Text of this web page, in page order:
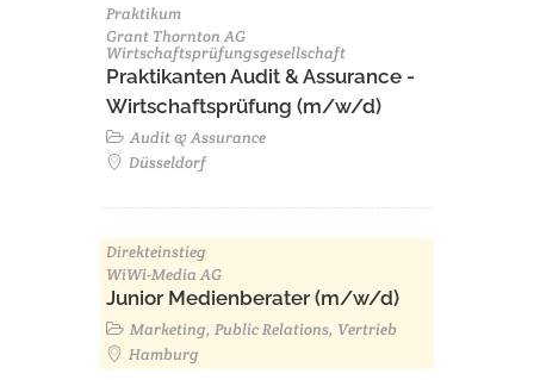
Praktikum
Grant Thornton AG
Wirtschaftsprüfungsgesellschaft
Praktikanten Audit & Assurance -
Wirtschaftsprüfung (m/w/d)
Audit & Assurance
Düsseldorf
Direkteinstieg
WiWi-Media AG
Junior Medienberater (m/w/d)
Marketing, Public Relations, Vertrieb
Hamburg